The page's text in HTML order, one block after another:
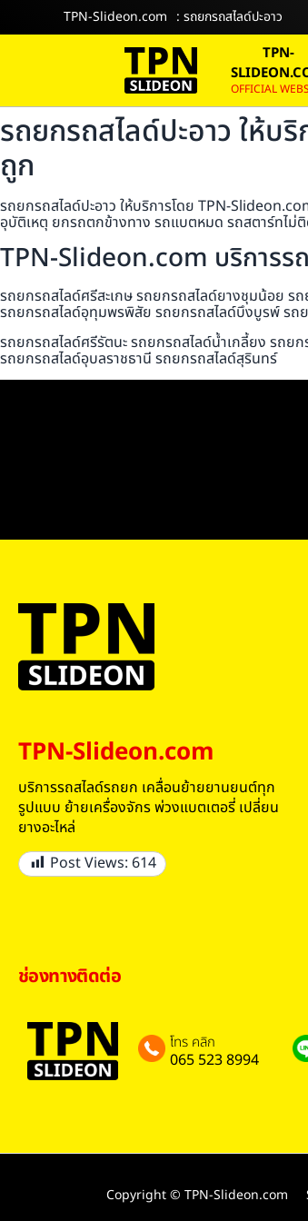
TPN-Slideon.com : รถยกรถสไลด์ปะอาว
TPN-
OFFICIAL
รถยกรถสไลด์ปะอาว ให้บ
ถูก
รถยกรถสไลด์ปะอาว ให้บริการโดย TPN-
อุบัติเหตุ ยกรถตกข้างทาง รถแบตหมด รถสตาร์ทไ
TPN-Slideon.com บริการร
รถยกรถสไลด์ศรีสะเกษ รถยกรถสไลด์ยางชุมน้อย
รถยกรถสไลด์อุทุมพรพิสัย รถยกรถสไลด์บึงบูรพ์ ร
รถยกรถสไลด์ศรีรัตนะ รถยกรถสไลด์น้ำเกลี้ยง รถ
รถยกรถสไลด์อุบลราชธานี รถยกรถสไลด์สุรินทร์
TPN-Slideon.com
บริการรถสไลด์รถยก เคลื่อนย้ายยานยนต์ทุก
รูปแบบ ย้ายเครื่องจักร พ่วงแบตเตอรี่ เปลี่ยน
ยางอะไหล่
Post Views: 614
ช่องทางติดต่อ
โทร คลิก
065 523 8994
Copyright © TPN-Slideon.com